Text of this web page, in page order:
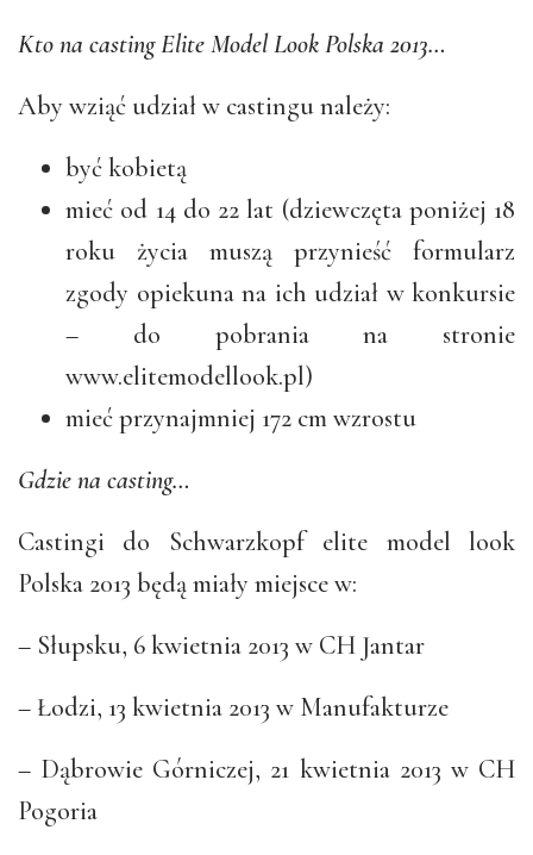
Kto na casting Elite Model Look Polska 2013…
Aby wziąć udział w castingu należy:
być kobietą
mieć od 14 do 22 lat (dziewczęta poniżej 18
roku życia muszą przynieść formularz
zgody opiekuna na ich udział w konkursie
– do pobrania na stronie
www.elitemodellook.pl)
mieć przynajmniej 172 cm wzrostu
Gdzie na casting…
Castingi do Schwarzkopf elite model look
Polska 2013 będą miały miejsce w:
– Słupsku, 6 kwietnia 2013 w CH Jantar
– Łodzi, 13 kwietnia 2013 w Manufakturze
– Dąbrowie Górniczej, 21 kwietnia 2013 w CH
Pogoria